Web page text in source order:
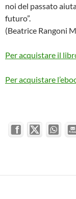
noi del passato
futuro”.
(Beatrice Rangoni
Per acquistare il
Per acquistare